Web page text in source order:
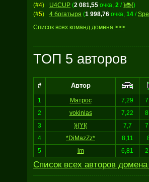
(#4) U4CUP (2 081,55 очка, 2 /}🐞{)
(#5) 4 богатыря (1 998,76 очка, 14 /
Список всех команд домена >>>
ТОП 5 авторов
# Автор
1 Матрос 7,29
2
vokinlas 7,22
3
}i{YI{ 7,7
4
*DiMazZz* 8,11
5
im 6,81
Список всех авторов